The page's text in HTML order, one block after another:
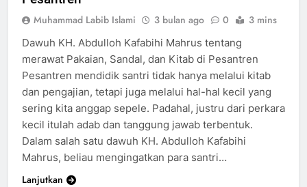
Muhammad Labib Islami 3 bulan ago 0 3 mins
Dawuh KH. Abdulloh Kafabihi Mahrus tentang
merawat Pakaian, Sandal, dan Kitab di Pesantren
Pesantren mendidik santri tidak hanya melalui kitab
dan pengajian, tetapi juga melalui hal-hal kecil yang
sering kita anggap sepele. Padahal, justru dari perkara
kecil itulah adab dan tanggung jawab terbentuk.
Dalam salah satu dawuh KH. Abdulloh Kafabihi
Mahrus, beliau mengingatkan para santri…
Lanjutkan